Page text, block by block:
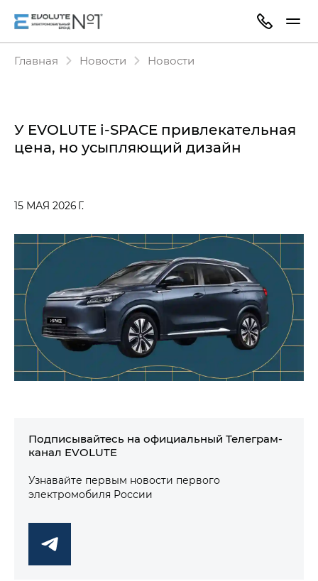
Главная Новости Новости
У EVOLUTE i‑SPACE привлекательная
цена, но усыпляющий дизайн
15 МАЯ 2026 Г.
Подписывайтесь на официальный Телеграм-
канал EVOLUTE
Узнавайте первым новости первого
электромобиля России